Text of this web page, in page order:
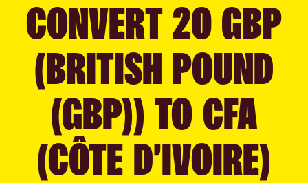
CONVERT 20 GBP
(BRITISH POUND
(GBP)) TO CFA
(CÔTE D’IVOIRE)